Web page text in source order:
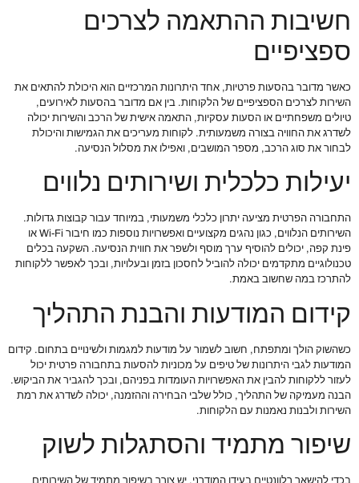
חשיבות ההתאמה לצרכים
ספציפיים
כאשר מדובר בהסעות פרטיות, אחד היתרונות המרכזיים הוא היכולת להתאים את
השירות לצרכים הספציפיים של הלקוחות. בין אם מדובר בהסעות לאירועים,
טיולים משפחתיים או הסעות עסקיות, התאמה אישית של הרכב והשירות יכולה
לשדרג את החוויה בצורה משמעותית. לקוחות מעריכים את הגמישות והיכולת
לבחור את סוג הרכב, מספר המושבים, ואפילו את מסלול הנסיעה.
יעילות כלכלית ושירותים נלווים
התחבורה הפרטית מציעה יתרון כלכלי משמעותי, במיוחד עבור קבוצות גדולות.
השירותים הנלווים, כגון נהגים מקצועיים ואפשרויות נוספות כמו חיבור Wi-Fi או
פינת קפה, יכולים להוסיף ערך מוסף ולשפר את חווית הנסיעה. השקעה בכלים
טכנולוגיים מתקדמים יכולה להוביל לחסכון בזמן ובעלויות, ובכך לאפשר ללקוחות
להתרכז במה שחשוב באמת.
קידום המודעות והבנת התהליך
כשהשוק הולך ומתפתח, חשוב לשמור על מודעות למגמות ולשינויים בתחום. קידום
המודעות לגבי היתרונות של טיפים על מכוניות להסעות בתחבורה פרטית יכול
לעזור ללקוחות להבין את האפשרויות העומדות בפניהם, ובכך להגביר את הביקוש.
הבנה מעמיקה של התהליך, כולל שלבי הבחירה וההזמנה, יכולה לשדרג את רמת
השירות ולבנות נאמנות עם הלקוחות.
שיפור מתמיד והסתגלות לשוק